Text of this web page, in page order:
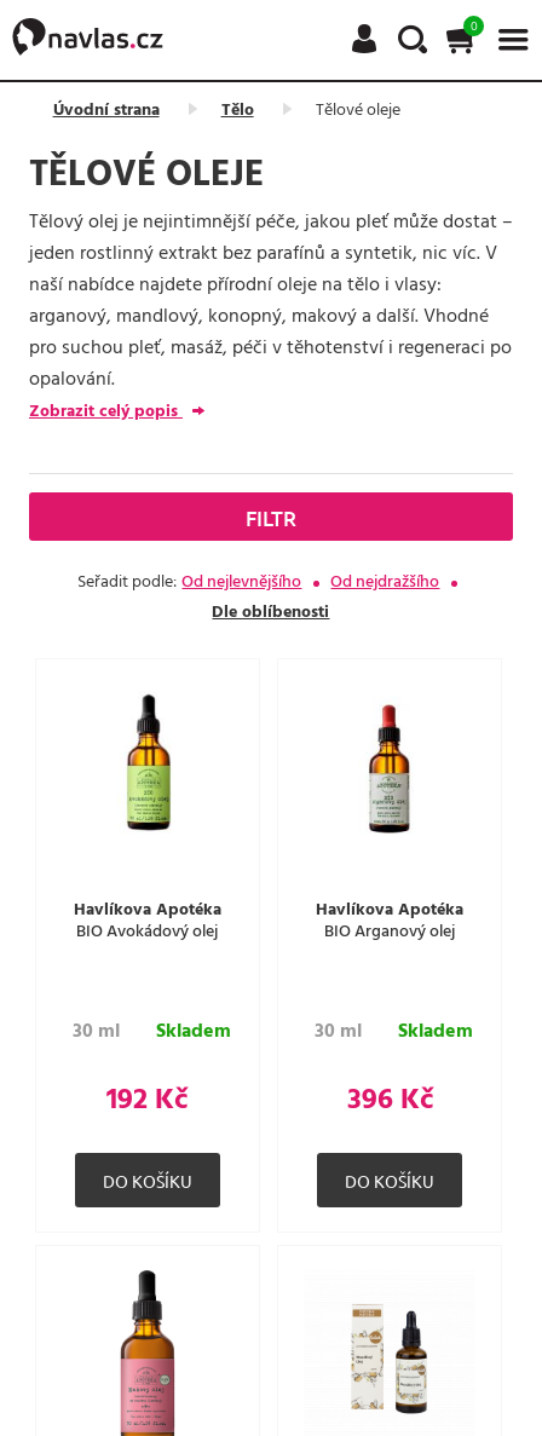
0
Úvodní strana Tělo Tělové oleje
TĚLOVÉ OLEJE
Tělový olej je nejintimnější péče, jakou pleť může dostat –
jeden rostlinný extrakt bez parafínů a syntetik, nic víc. V
naší nabídce najdete přírodní oleje na tělo i vlasy:
arganový, mandlový, konopný, makový a další. Vhodné
pro suchou pleť, masáž, péči v těhotenství i regeneraci po
opalování.
Zobrazit celý popis
FILTR
Seřadit podle:Od nejlevnějšího
Od nejdražšího
Dle oblíbenosti
Havlíkova Apotéka
BIO Avokádový olej
30 ml Skladem
192 Kč
Havlíkova Apotéka
BIO Arganový olej
30 ml Skladem
396 Kč